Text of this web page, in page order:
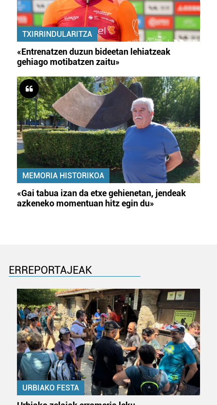
TXIRRINDULARITZA
«Entrenatzen duzun bideetan lehiatzeak
gehiago motibatzen zaitu»
MEMORIA HISTORIKOA
«Gai tabua izan da etxe gehienetan, jendeak
azkeneko momentuan hitz egin du»
ERREPORTAJEAK
URBIAKO FESTA